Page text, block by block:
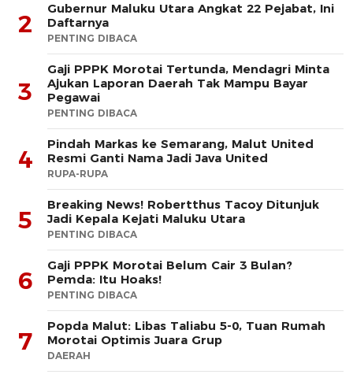
2
Gubernur Maluku Utara Angkat 22 Pejabat, Ini
Daftarnya
PENTING DIBACA
3
Gaji PPPK Morotai Tertunda, Mendagri Minta
Ajukan Laporan Daerah Tak Mampu Bayar
Pegawai
PENTING DIBACA
4
Pindah Markas ke Semarang, Malut United
Resmi Ganti Nama Jadi Java United
RUPA-RUPA
5
Breaking News! Robertthus Tacoy Ditunjuk
Jadi Kepala Kejati Maluku Utara
PENTING DIBACA
6
Gaji PPPK Morotai Belum Cair 3 Bulan?
Pemda: Itu Hoaks!
PENTING DIBACA
7
Popda Malut: Libas Taliabu 5-0, Tuan Rumah
Morotai Optimis Juara Grup
DAERAH